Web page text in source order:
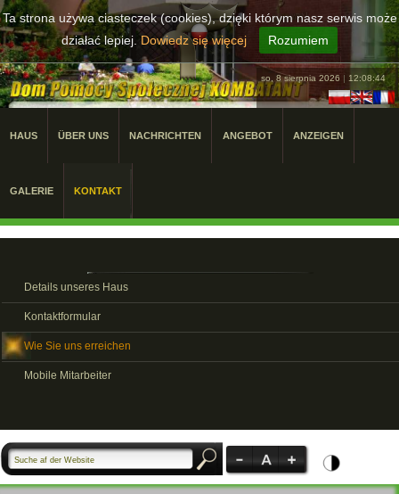
Ta strona używa ciasteczek (cookies), dzięki którym nasz serwis może
działać lepiej.Dowiedz się więcej Rozumiem
HAUS ÜBER UNS NACHRICHTEN ANGEBOT ANZEIGEN
GALERIE KONTAKT
so, 8 sierpnia 2026 | 12:08:44
Details unseres Haus
Kontaktformular
Wie Sie uns erreichen
Mobile Mitarbeiter